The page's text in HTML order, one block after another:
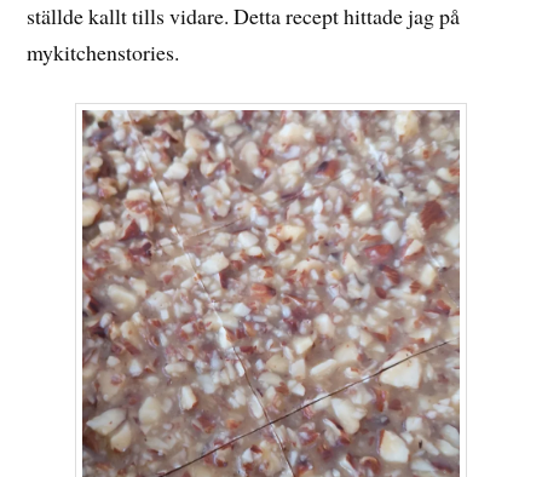
ställde kallt tills vidare. Detta recept hittade jag på
mykitchenstories.